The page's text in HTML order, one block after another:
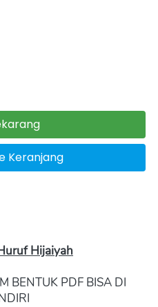
Keranjang
Hijaiyah
BENTUK PDF BISA DI